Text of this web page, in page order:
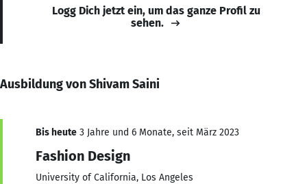
Logg Dich jetzt ein, um das ganze Profil zu
sehen.
Ausbildung von Shivam Saini
Bis heute 3 Jahre und 6 Monate, seit März 2023
Fashion Design
University of California, Los Angeles